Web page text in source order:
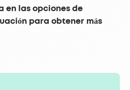
en las opciones de
para obtener más